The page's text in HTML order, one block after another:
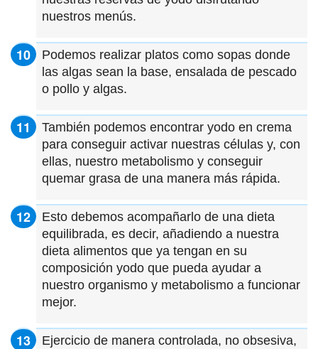
nuestros menús.
Podemos realizar platos como sopas donde
las algas sean la base, ensalada de pescado
o pollo y algas.
También podemos encontrar yodo en crema
para conseguir activar nuestras células y, con
ellas, nuestro metabolismo y conseguir
quemar grasa de una manera más rápida.
Esto debemos acompañarlo de una dieta
equilibrada, es decir, añadiendo a nuestra
dieta alimentos que ya tengan en su
composición yodo que pueda ayudar a
nuestro organismo y metabolismo a funcionar
mejor.
Ejercicio de manera controlada, no obsesiva,